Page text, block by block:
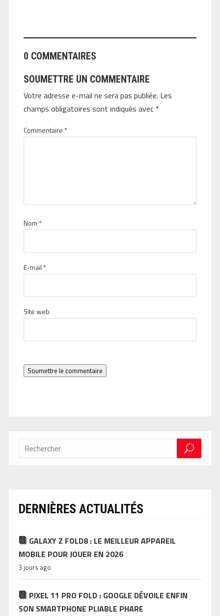
0 COMMENTAIRES
SOUMETTRE UN COMMENTAIRE
Votre adresse e-mail ne sera pas publiée. Les
champs obligatoires sont indiqués avec *
Commentaire *
Nom *
E-mail *
Site web
Soumettre le commentaire
DERNIÈRES ACTUALITÉS
GALAXY Z FOLD8 : LE MEILLEUR APPAREIL
MOBILE POUR JOUER EN 2026
3 jours ago
PIXEL 11 PRO FOLD : GOOGLE DÉVOILE ENFIN
SON SMARTPHONE PLIABLE PHARE